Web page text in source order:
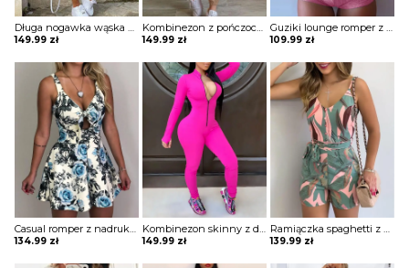
Długa nogawka wąska krótki rękaw dekolt V kołnierzyk ściągacz casual kieszenie kombinezon Insken
149.99 zł
Kombinezon z pończochami w stylu kieszonkowym Kyunghee
149.99 zł
Guziki lounge romper z długimi rękawami kombinezon Groa
109.99 zł
Casual romper z nadrukiem kombinezon Nasja
134.99 zł
Kombinezon skinny z długim rękawem zamkiem błyskawicznym Kaycee
149.99 zł
Ramiączka spaghetti z nadrukiem liści wiązany kombinezon w paski Donjeta
139.99 zł